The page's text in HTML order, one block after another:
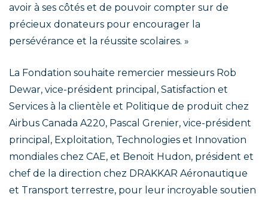
avoir à ses côtés et de pouvoir compter sur de
précieux donateurs pour encourager la
persévérance et la réussite scolaires. »
La Fondation souhaite remercier messieurs Rob
Dewar, vice-président principal, Satisfaction et
Services à la clientèle et Politique de produit chez
Airbus Canada A220, Pascal Grenier, vice-président
principal, Exploitation, Technologies et Innovation
mondiales chez CAE, et Benoit Hudon, président et
chef de la direction chez DRAKKAR Aéronautique
et Transport terrestre, pour leur incroyable soutien